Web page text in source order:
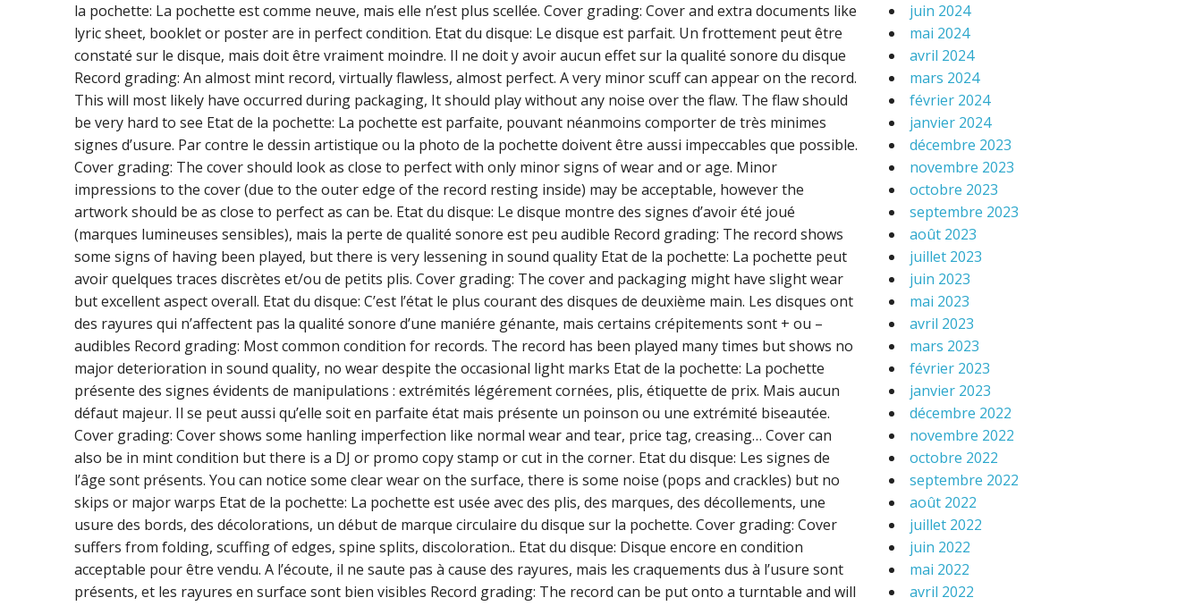
la pochette: La pochette est comme neuve, mais elle n’est plus scellée. Cover grading: Cover and extra documents like
lyric sheet, booklet or poster are in perfect condition. Etat du disque: Le disque est parfait. Un frottement peut être
constaté sur le disque, mais doit être vraiment moindre. Il ne doit y avoir aucun effet sur la qualité sonore du disque
Record grading: An almost mint record, virtually flawless, almost perfect. A very minor scuff can appear on the record.
This will most likely have occurred during packaging, It should play without any noise over the flaw. The flaw should
be very hard to see Etat de la pochette: La pochette est parfaite, pouvant néanmoins comporter de très minimes
signes d’usure. Par contre le dessin artistique ou la photo de la pochette doivent être aussi impeccables que possible.
Cover grading: The cover should look as close to perfect with only minor signs of wear and or age. Minor
impressions to the cover (due to the outer edge of the record resting inside) may be acceptable, however the
artwork should be as close to perfect as can be. Etat du disque: Le disque montre des signes d’avoir été joué
(marques lumineuses sensibles), mais la perte de qualité sonore est peu audible Record grading: The record shows
some signs of having been played, but there is very lessening in sound quality Etat de la pochette: La pochette peut
avoir quelques traces discrètes et/ou de petits plis. Cover grading: The cover and packaging might have slight wear
but excellent aspect overall. Etat du disque: C’est l’état le plus courant des disques de deuxième main. Les disques ont
des rayures qui n’affectent pas la qualité sonore d’une maniére génante, mais certains crépitements sont + ou –
audibles Record grading: Most common condition for records. The record has been played many times but shows no
major deterioration in sound quality, no wear despite the occasional light marks Etat de la pochette: La pochette
présente des signes évidents de manipulations : extrémités légérement cornées, plis, étiquette de prix. Mais aucun
défaut majeur. Il se peut aussi qu’elle soit en parfaite état mais présente un poinson ou une extrémité biseautée.
Cover grading: Cover shows some hanling imperfection like normal wear and tear, price tag, creasing… Cover can
also be in mint condition but there is a DJ or promo copy stamp or cut in the corner. Etat du disque: Les signes de
l’âge sont présents. You can notice some clear wear on the surface, there is some noise (pops and crackles) but no
skips or major warps Etat de la pochette: La pochette est usée avec des plis, des marques, des décollements, une
usure des bords, des décolorations, un début de marque circulaire du disque sur la pochette. Cover grading: Cover
suffers from folding, scuffing of edges, spine splits, discoloration.. Etat du disque: Disque encore en condition
acceptable pour être vendu. A l’écoute, il ne saute pas à cause des rayures, mais les craquements dus à l’usure sont
présents, et les rayures en surface sont bien visibles Record grading: The record can be put onto a turntable and will
juin 2024
mai 2024
avril 2024
mars 2024
février 2024
janvier 2024
décembre 2023
novembre 2023
octobre 2023
septembre 2023
août 2023
juillet 2023
juin 2023
mai 2023
avril 2023
mars 2023
février 2023
janvier 2023
décembre 2022
novembre 2022
octobre 2022
septembre 2022
août 2022
juillet 2022
juin 2022
mai 2022
avril 2022